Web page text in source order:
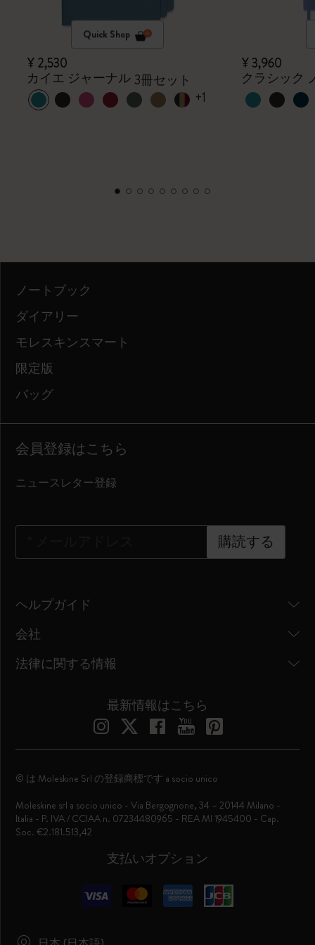
Quick Shop
¥ 2,530
カイエ ジャーナル 3冊セット
+1
¥ 3,960
クラシック
ノートブック
ダイアリー
モレスキンスマート
限定版
バッグ
会員登録はこちら
ニュースレター登録
購読する
ヘルプガイド
会社
法律に関する情報
最新情報はこちら
支払いオプション
© は Moleskine Srl の登録商標です a socio unico
Moleskine srl a socio unico - Via Bergognone, 34 – 20144 Milano -
Italia - P. IVA / CCIAA n. 07234480965 - REA MI 1945400 - Cap.
Soc. €2.181.513,42